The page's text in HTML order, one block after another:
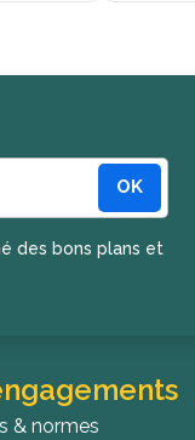
OK
des bons plans et
& normes